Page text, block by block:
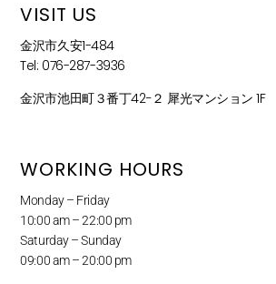
VISIT US
金沢市久安1-484
Tel: 076-287-3936
金沢市池田町３番丁42−２ 犀光マンション 1F
WORKING HOURS
Monday – Friday
10:00 am – 22:00 pm
Saturday – Sunday
09:00 am – 20:00 pm